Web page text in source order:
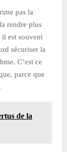
pas la
rendre plus
est souvent
sécuriser la
C’est ce
parce que
de la